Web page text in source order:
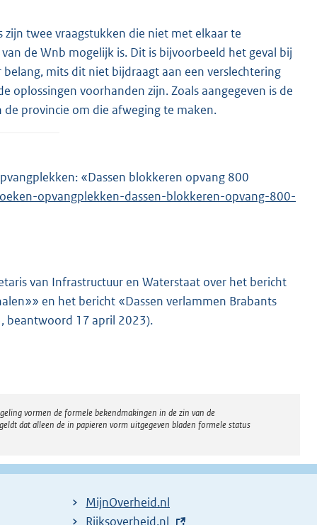
zijn twee vraagstukken die niet met elkaar te
de Wnb mogelijk is. Dit is bijvoorbeeld het geval bij
mits dit niet bijdraagt aan een verslechtering
oplossingen voorhanden zijn. Zoals aangegeven is de
provincie om die afweging te maken.
«Dassen blokkeren opvang 800
opvangplekken-dassen-blokkeren-opvang-800-
van Infrastructuur en Waterstaat over het bericht
en het bericht «Dassen verlammen Brabants
beantwoord 17 april 2023).
vormen de formele bekendmakingen in de zin van de
dat alleen de in papieren vorm uitgegeven bladen formele status
MijnOverheid.nl
E
Rijksoverheid.nl